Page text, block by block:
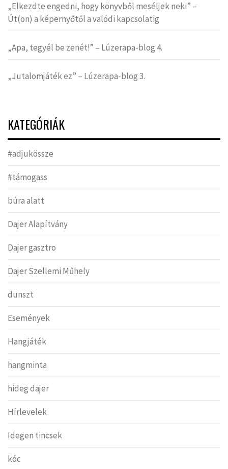
„Elkezdte engedni, hogy könyvből meséljek neki” –
Út(on) a képernyőtől a valódi kapcsolatig
„Apa, tegyél be zenét!” – Lúzerapa-blog 4.
„Jutalomjáték ez” – Lúzerapa-blog 3.
KATEGÓRIÁK
#adjukössze
#támogass
búra alatt
Dajer Alapítvány
Dajer gasztro
Dajer Szellemi Műhely
dunszt
Események
Hangjáték
hangminta
hideg dajer
Hírlevelek
Idegen tincsek
kóc